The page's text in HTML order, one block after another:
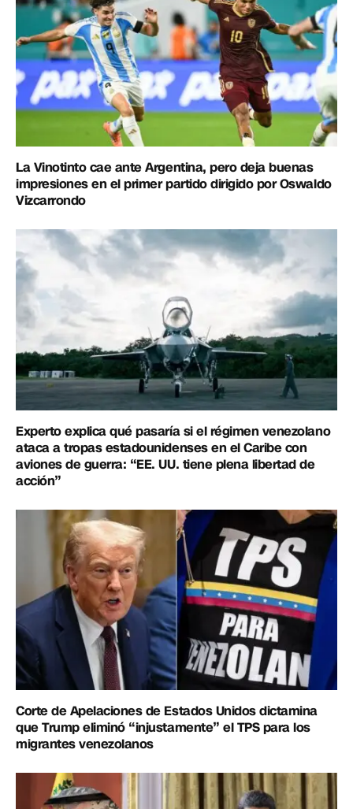
La Vinotinto cae ante Argentina, pero deja buenas
impresiones en el primer partido dirigido por Oswaldo
Vizcarrondo
Experto explica qué pasaría si el régimen venezolano
ataca a tropas estadounidenses en el Caribe con
aviones de guerra: “EE. UU. tiene plena libertad de
acción”
Corte de Apelaciones de Estados Unidos dictamina
que Trump eliminó “injustamente” el TPS para los
migrantes venezolanos